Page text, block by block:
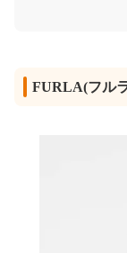
FURLA(フル